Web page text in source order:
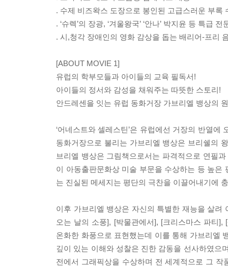
. 수제 비즈왁스 도장으로 봉인된 고급스러운 부록
. ‘슈렉’의 장광, ‘겨울왕국’ ‘안나’ 박지윤 등 특급
. 시,청각 장애인의 영화 감상을 돕는 배리어-프리
[ABOUT MOVIE 1]
유럽의 학부모들과 아이들의 교육 필독서!
아이들의 정서와 감성을 채워주는 따뜻한 스토리!
안드레센을 잇는 유럽 동화거장 가브리엘 뱅상의
‘어네스트와 셀레스틴’은 유럽에선 거장의 반열
동화거장으로 불리는 가브리엘 뱅상은 브리쉘의
브리엘 뱅상은 그림책으로서는 파격적으로 연필
이 아동출판문화상 미술 부문을 수상하는 등 높
는 진실된 메세지는 평단의 극찬을 이끌어내기에
이후 가브리엘 뱅상은 자신의 특별한 재능을 살려
오는 날의 소풍], [박물관에서], [크리스마스 파티
온화한 화풍으로 표현했는데 이를 통해 가브리엘
깊이 있는 이해와 성찰은 진한 감동을 선사하였으
전에서 그래픽상을 수상하며 전 세계적으로 그